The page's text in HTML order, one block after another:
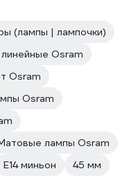
(лампы | лампочки)
Osram
Osram
Osram
лампы Osram
E14 миньон
45 мм